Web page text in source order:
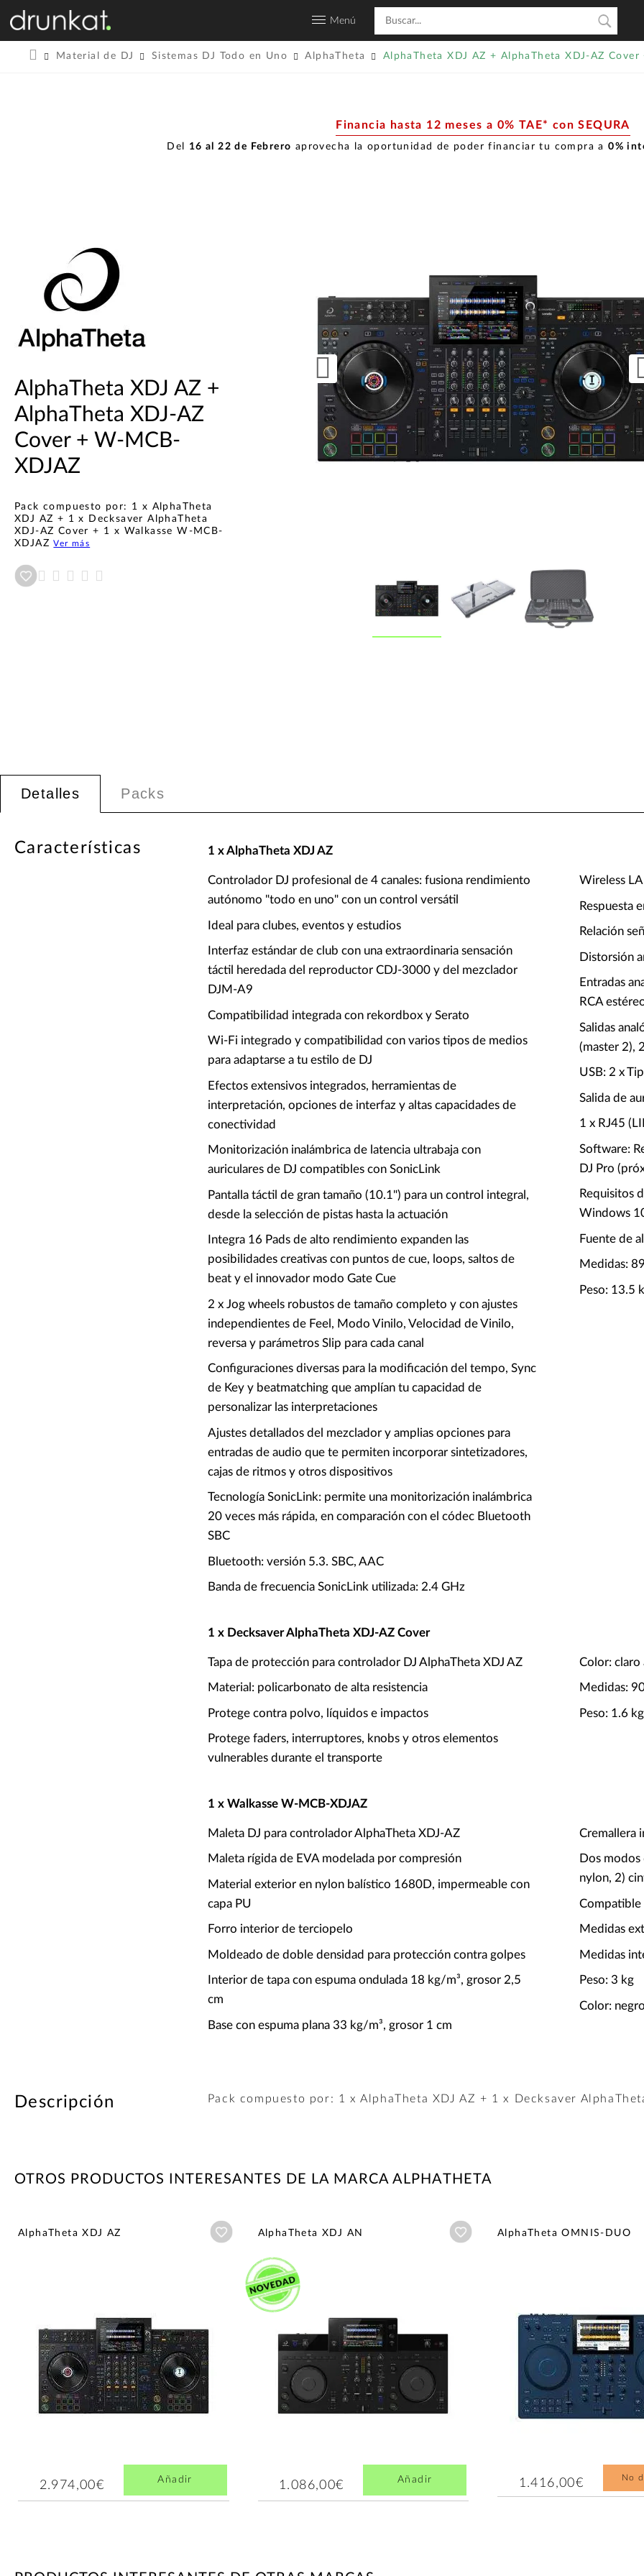
Menú
Material de DJ Sistemas DJ Todo en Uno AlphaTheta AlphaTheta XDJ AZ + AlphaTheta XDJ-AZ Cover
Financia hasta 12 meses a 0% TAE* con SEQURA
Del 16 al 22 de Febrero aprovecha la oportunidad de poder financiar tu compra a0%
AlphaTheta XDJ AZ +
AlphaTheta XDJ-AZ
Cover + W-MCB-
XDJAZ
Pack compuesto por: 1 x AlphaTheta
XDJ AZ + 1 x Decksaver AlphaTheta
XDJ-AZ Cover + 1 x Walkasse W-MCB-
XDJAZVer más
Detalles Packs
Características 1 x AlphaTheta XDJ AZ
Controlador DJ profesional de 4 canales: fusiona rendimiento
autónomo "todo en uno" con un control versátil
Ideal para clubes, eventos y estudios
Interfaz estándar de club con una extraordinaria sensación
táctil heredada del reproductor CDJ-3000 y del mezclador
DJM-A9
Compatibilidad integrada con rekordbox y Serato
Wi-Fi integrado y compatibilidad con varios tipos de medios
para adaptarse a tu estilo de DJ
Efectos extensivos integrados, herramientas de
interpretación, opciones de interfaz y altas capacidades de
conectividad
Monitorización inalámbrica de latencia ultrabaja con
auriculares de DJ compatibles con SonicLink
Pantalla táctil de gran tamaño (10.1") para un control integral,
desde la selección de pistas hasta la actuación
Integra 16 Pads de alto rendimiento expanden las
posibilidades creativas con puntos de cue, loops, saltos de
beat y el innovador modo Gate Cue
2 x Jog wheels robustos de tamaño completo y con ajustes
independientes de Feel, Modo Vinilo, Velocidad de Vinilo,
reversa y parámetros Slip para cada canal
Configuraciones diversas para la modificación del tempo, Sync
de Key y beatmatching que amplían tu capacidad de
personalizar las interpretaciones
Ajustes detallados del mezclador y amplias opciones para
entradas de audio que te permiten incorporar sintetizadores,
cajas de ritmos y otros dispositivos
Tecnología SonicLink: permite una monitorización inalámbrica
20 veces más rápida, en comparación con el códec Bluetooth
SBC
Bluetooth: versión 5.3. SBC, AAC
Banda de frecuencia SonicLink utilizada: 2.4 GHz
Wireless
Respuesta
Relación
Distorsión
Entradas
RCA
Salidas
(master 2),
USB: 2 x
Salida de
1 x RJ45
Software:
DJ Pro
Requisitos
Windows
Fuente de
Medidas:
Peso: 13.5
1 x Decksaver AlphaTheta XDJ-AZ Cover
Tapa de protección para controlador DJ AlphaTheta XDJ AZ
Material: policarbonato de alta resistencia
Protege contra polvo, líquidos e impactos
Protege faders, interruptores, knobs y otros elementos
vulnerables durante el transporte
Color: claro
Medidas:
Peso: 1.6 kg
1 x Walkasse W-MCB-XDJAZ
Maleta DJ para controlador AlphaTheta XDJ-AZ
Maleta rígida de EVA modelada por compresión
Material exterior en nylon balístico 1680D, impermeable con
capa PU
Forro interior de terciopelo
Moldeado de doble densidad para protección contra golpes
Interior de tapa con espuma ondulada 18 kg/m³, grosor 2,5
cm
Base con espuma plana 33 kg/m³, grosor 1 cm
Cremallera
Dos modos
nylon, 2)
Compatible
Medidas
Medidas
Peso: 3 kg
Color:
Descripción Pack compuesto por: 1 x AlphaTheta XDJ AZ + 1 x Decksaver
OTROS PRODUCTOS INTERESANTES DE LA MARCA ALPHATHETA
AlphaTheta XDJ AZ Añadir a wishlist
2.974,00€ Añadir
AlphaTheta XDJ AN Añadir a wishlist
1.086,00€ Añadir
AlphaTheta OMNIS-DUO
1.416,00€ No